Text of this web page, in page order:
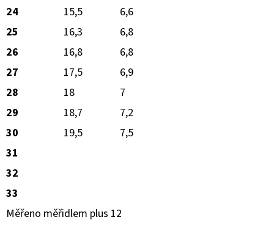
24
15,5
6,6
25
16,3
6,8
26
16,8
6,8
27
17,5
6,9
28
18
7
29
18,7
7,2
30
19,5
7,5
31
32
33
Měřeno měřidlem plus 12